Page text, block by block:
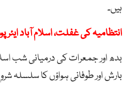
ہیں۔
انتظامیہ کی غفلت، اسلام آباد
بدھ اور جمعرات کی درمیانی شب
بارش اور طوفانی ہواؤں کا سلسلہ